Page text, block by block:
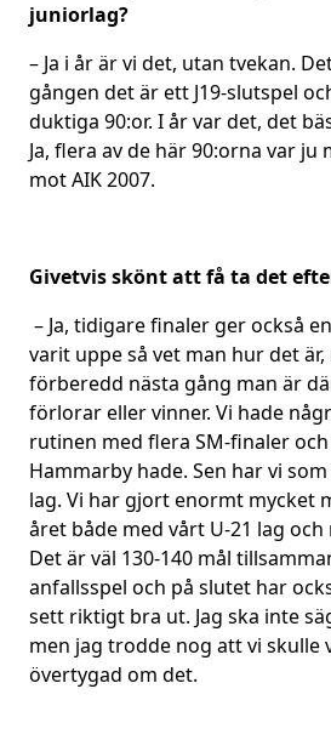
juniorlag?
– Ja i år är vi det, utan tvekan.
gången det är ett J19-slutspel
duktiga 90:or. I år var det, det
Ja, flera av de här 90:orna var
mot AIK 2007.
Givetvis skönt att få ta det
– Ja, tidigare finaler ger också
varit uppe så vet man hur det
förberedd nästa gång man är
förlorar eller vinner. Vi hade
rutinen med flera SM-finaler
Hammarby hade. Sen har vi
lag. Vi har gjort enormt mycket
året både med vårt U-21 lag
Det är väl 130-140 mål
anfallsspel och på slutet har
sett riktigt bra ut. Jag ska inte
men jag trodde nog att vi skulle
övertygad om det.